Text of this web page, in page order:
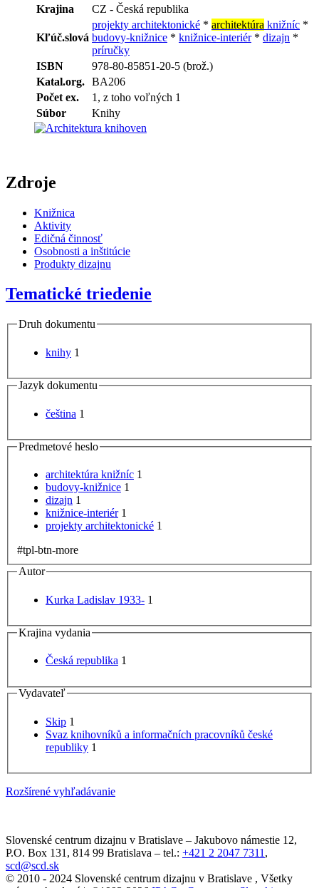
Krajina
CZ - Česká republika
Kľúč.slová
projekty architektonické * architektúra knižníc *
budovy-knižnice * knižnice-interiér* dizajn *
príručky
ISBN
978-80-85851-20-5 (brož.)
Katal.org. BA206
Počet ex.
1, z toho voľných 1
Súbor
Knihy
Zdroje
Knižnica
Aktivity
Edičná činnosť
Osobnosti a inštitúcie
Produkty dizajnu
Tematické triedenie
Druh dokumentu
knihy 1
Jazyk dokumentu
čeština 1
Predmetové heslo
architektúra knižníc 1
budovy-knižnice 1
dizajn 1
knižnice-interiér 1
projekty architektonické 1
#tpl-btn-more
Autor
Kurka Ladislav 1933- 1
Krajina vydania
Česká republika 1
Vydavateľ
Skip 1
Svaz knihovníků a informačních pracovníků české
republiky 1
Rozšírené vyhľadávanie
Slovenské centrum dizajnu v Bratislave – Jakubovo námestie 12,
P.O. Box 131, 814 99 Bratislava – tel.: +421 2 2047 7311 ,
scd@scd.sk
© 2010 - 2024 Slovenské centrum dizajnu v Bratislave , Všetky